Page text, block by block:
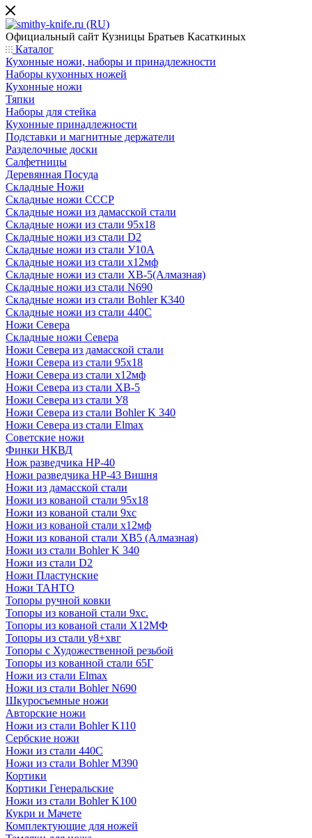
Официальный сайт Кузницы Братьев Касаткиных
Каталог
Кухонные ножи, наборы и принадлежности
Наборы кухонных ножей
Кухонные ножи
Тяпки
Наборы для стейка
Кухонные принадлежности
Подставки и магнитные держатели
Разделочные доски
Салфетницы
Деревянная Посуда
Складные Ножи
Cкладные ножи СССР
Складные ножи из дамасской стали
Складные ножи из стали 95х18
Складные ножи из стали D2
Складные ножи из стали У10А
Складные ножи из стали х12мф
Складные ножи из стали ХВ-5(Алмазная)
Складные ножи из стали N690
Складные ножи из стали Bohler К340
Складные ножи из стали 440С
Ножи Севера
Складные ножи Севера
Ножи Севера из дамасской стали
Ножи Севера из стали 95х18
Ножи Севера из стали х12мф
Ножи Севера из стали ХВ-5
Ножи Севера из стали У8
Ножи Севера из стали Bohler K 340
Ножи Севера из стали Elmax
Советские ножи
Финки НКВД
Нож разведчика НР-40
Ножи разведчика НР-43 Вишня
Ножи из дамасской стали
Ножи из кованой стали 95х18
Ножи из кованой стали 9хс
Ножи из кованой стали х12мф
Ножи из кованой стали ХВ5 (Алмазная)
Ножи из стали Bohler K 340
Ножи из стали D2
Ножи Пластунские
Ножи ТАНТО
Топоры ручной ковки
Топоры из кованой стали 9хс.
Топоры из кованой стали Х12МФ
Топоры из стали у8+хвг
Топоры с Художественной резьбой
Топоры из кованной стали 65Г
Ножи из стали Elmax
Ножи из стали Bohler N690
Шкуросъемные ножи
Авторские ножи
Ножи из стали Bohler K110
Сербские ножи
Ножи из стали 440С
Ножи из стали Bohler M390
Кортики
Кортики Генеральские
Ножи из стали Bohler K100
Кукри и Мачете
Комплектующие для ножей